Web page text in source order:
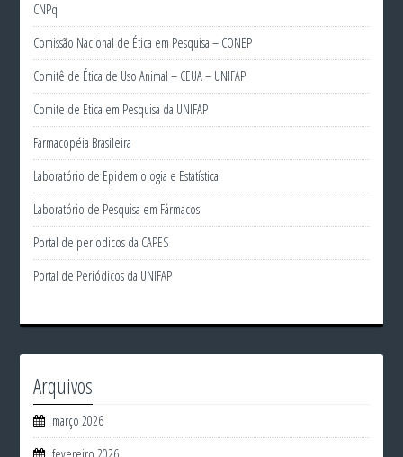
CNPq
Comissão Nacional de Ética em Pesquisa – CONEP
Comitê de Ética de Uso Animal – CEUA – UNIFAP
Comite de Etica em Pesquisa da UNIFAP
Farmacopéia Brasileira
Laboratório de Epidemiologia e Estatística
Laboratório de Pesquisa em Fármacos
Portal de periodicos da CAPES
Portal de Periódicos da UNIFAP
Arquivos
março 2026